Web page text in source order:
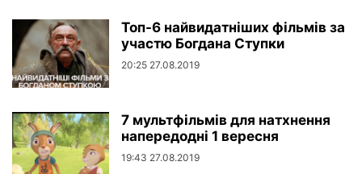
Топ-6 найвидатніших фільмів за
участю Богдана Ступки
20:25 27.08.2019
7 мультфільмів для натхнення
напередодні 1 вересня
19:43 27.08.2019